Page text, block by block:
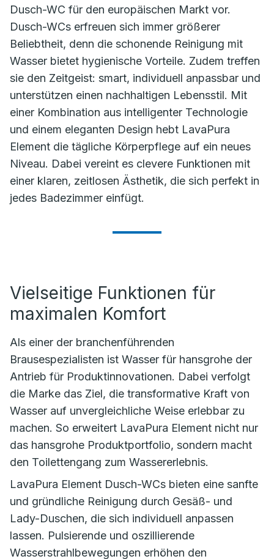
Dusch-WC für den europäischen Markt vor.
Dusch-WCs erfreuen sich immer größerer
Beliebtheit, denn die schonende Reinigung mit
Wasser bietet hygienische Vorteile. Zudem treffen
sie den Zeitgeist: smart, individuell anpassbar und
unterstützen einen nachhaltigen Lebensstil. Mit
einer Kombination aus intelligenter Technologie
und einem eleganten Design hebt LavaPura
Element die tägliche Körperpflege auf ein neues
Niveau. Dabei vereint es clevere Funktionen mit
einer klaren, zeitlosen Ästhetik, die sich perfekt in
jedes Badezimmer einfügt.
Vielseitige Funktionen für
maximalen Komfort
Als einer der branchenführenden
Brausespezialisten ist Wasser für hansgrohe der
Antrieb für Produktinnovationen. Dabei verfolgt
die Marke das Ziel, die transformative Kraft von
Wasser auf unvergleichliche Weise erlebbar zu
machen. So erweitert LavaPura Element nicht nur
das hansgrohe Produktportfolio, sondern macht
den Toilettengang zum Wassererlebnis.
LavaPura Element Dusch-WCs bieten eine sanfte
und gründliche Reinigung durch Gesäß- und
Lady-Duschen, die sich individuell anpassen
lassen. Pulsierende und oszillierende
Wasserstrahlbewegungen erhöhen den